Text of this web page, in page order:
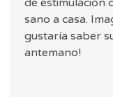
de estimulación
sano a casa.
gustaría saber
antemano!